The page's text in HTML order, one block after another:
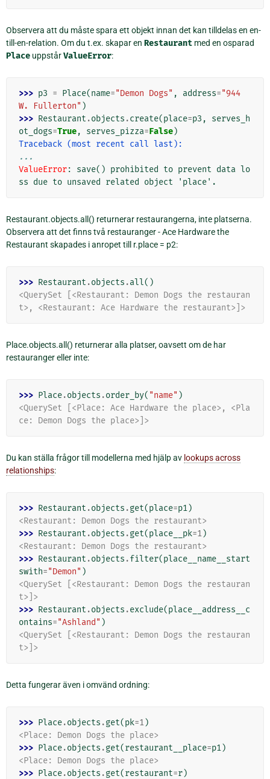
Observera att du måste spara ett objekt innan det kan tilldelas en en-
till-en-relation. Om du t.ex. skapar en Restaurant med en osparad
Place uppstårValueError:
>>> p3 = Place(name="Demon Dogs" , address="944
W. Fullerton" )
>>> Restaurant .objects .create(place=p3 ,
serves_h
ot_dogs=True, serves_pizza=False)
Traceback (most recent call last):
...
ValueError: save() prohibited to prevent data lo
ss due to unsaved related object 'place'.
Restaurant.objects.all() returnerar restaurangerna, inte platserna.
Observera att det finns två restauranger - Ace Hardware the
Restaurant skapades i anropet till r.place = p2:
>>> Restaurant .objects .all()
<QuerySet [<Restaurant: Demon Dogs the restauran
t>, <Restaurant: Ace Hardware the restaurant>]>
Place.objects.all() returnerar alla platser, oavsett om de har
restauranger eller inte:
>>> Place.objects .order_by( "name" )
<QuerySet [<Place: Ace Hardware the place>, <Pla
ce: Demon Dogs the place>]>
Du kan ställa frågor till modellerna med hjälp av lookups across
relationships:
>>> Restaurant .objects .get(place=p1)
<Restaurant: Demon Dogs the restaurant>
>>> Restaurant .objects .get(place__pk=1)
<Restaurant: Demon Dogs the restaurant>
>>> Restaurant .objects .filter(place__name__start
swith="Demon" )
<QuerySet [<Restaurant: Demon Dogs the restauran
t>]>
>>> Restaurant .objects .exclude(place__address__c
ontains="Ashland" )
<QuerySet [<Restaurant: Demon Dogs the restauran
t>]>
Detta fungerar även i omvänd ordning:
>>> Place.objects .get(pk=1)
<Place: Demon Dogs the place>
>>> Place.objects .get(restaurant__place=p1)
<Place: Demon Dogs the place>
>>> Place.objects .get(restaurant=r)